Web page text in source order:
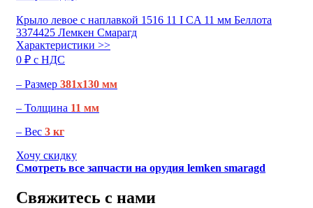
Крыло левое с наплавкой 1516 11 I CA 11 мм Беллота
3374425 Лемкен Смарагд
Характеристики >>
0 ₽ c НДС
– Размер 381х130 мм
– Толщина 11 мм
– Вес 3 кг
Хочу скидку
Смотреть все запчасти на орудия lemken smaragd
Свяжитесь с нами